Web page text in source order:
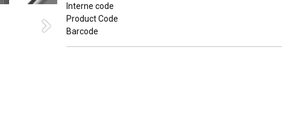
Interne code
Product Code
Barcode